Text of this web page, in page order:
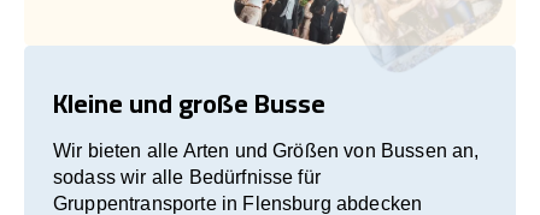
Kleine und große Busse
Wir bieten alle Arten und Größen von Bussen an,
sodass wir alle Bedürfnisse für
Gruppentransporte in Flensburg abdecken